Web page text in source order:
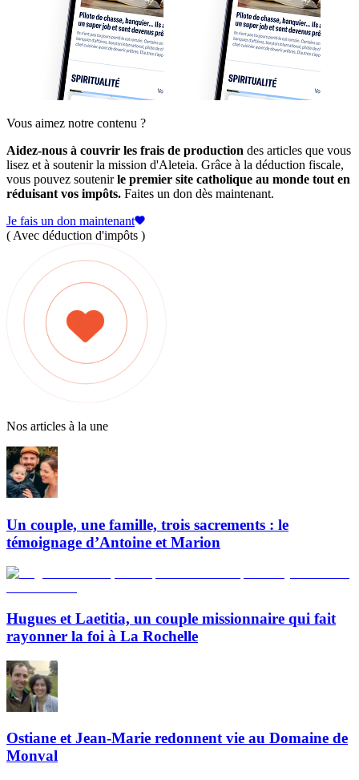
Vous aimez notre contenu ?
Aidez-nous à couvrir les frais de production des articles que vous
lisez et à soutenir la mission d'Aleteia. Grâce à la déduction fiscale,
vous pouvez soutenirle premier site catholique au monde tout en
réduisant vos impôts. Faites un don dès maintenant.
Je fais un don maintenant
( Avec déduction d'impôts )
Nos articles à la une
Un couple, une famille, trois sacrements : le
témoignage d’Antoine et Marion
Hugues et Laetitia, un couple missionnaire qui fait
rayonner la foi à La Rochelle
Ostiane et Jean-Marie redonnent vie au Domaine de
Monval